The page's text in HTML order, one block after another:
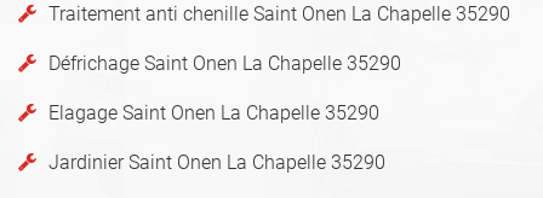
Traitement anti chenille Saint Onen La Chapelle 35290
Défrichage Saint Onen La Chapelle 35290
Elagage Saint Onen La Chapelle 35290
Jardinier Saint Onen La Chapelle 35290